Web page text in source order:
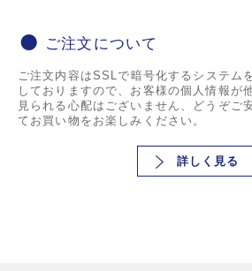
ご注文について
ご注文内容はSSLで暗号化するシステム
しておりますので、お客様の個人情報が
見られる心配はございません、どうぞご
てお買い物をお楽しみください。
詳しく見る